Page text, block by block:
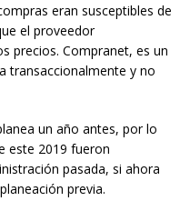
eran susceptibles de
el proveedor
precios. Compranet, es un
transaccionalmente y no
un año antes, por lo
este 2019 fueron
pasada, si ahora
previa.